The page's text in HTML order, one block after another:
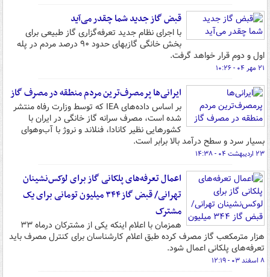
قبض گاز جدید شما چقدر می‌آید
با اجرای نظام جدید تعرفه‌گزاری گاز طبیعی برای
بخش خانگی گازبهای حدود ۹۰ درصد مردم در پله
اول و دوم قرار خواهد گرفت.
۲۱ مهر ۰۴ - ۱۰:۲۶
ایرانی‌ها پرمصرف‌ترین مردم منطقه در مصرف گاز
بر اساس داده‌های IEA که توسط وزارت رفاه منتشر
شده است، مصرف سرانه گاز خانگی در ایران با
کشورهایی نظیر کانادا، فنلاند و نروژ با آب‌وهوای
بسیار سرد و سطح درآمد بالا برابر است.
۲۳ اردیبهشت ۰۴ - ۱۴:۳۸
اعمال تعرفه‌های پلکانی گاز برای لوکس‌نشینان
تهرانی/ قبض گاز ۳۴۴ میلیون تومانی برای یک
مشترک
همزمان با اعلام اینکه یکی از مشترکان درماه ۳۳
هزار مترمکعب گاز مصرف کرده طبق اعلام کارشناسان برای کنترل مصرف باید
تعرفه‌های پلکانی اعمال شود.
۸ اسفند ۰۳ - ۱۲:۱۹